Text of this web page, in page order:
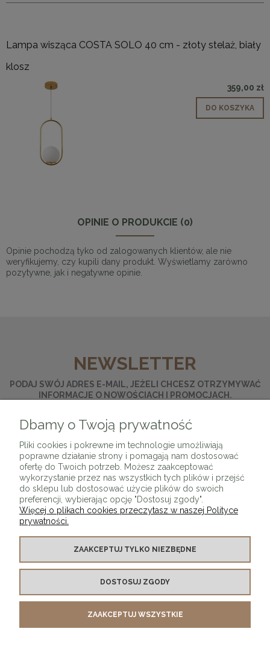
Lampa wisząca COSTA SOLO 40 cm - złoty stelaż, biały
klosz
359,00 zł
DO KOSZYKA
OPINIE O PRODUKCIE (0)
Opinie pochodzą tyko od zalogowanych klientów, ale nie
weryfikujemy, czy kupili dany produkt. Wyświetlamy zarówno
pozytywne, jak i negatywne opinie.
NEWSLETTER
PODAJ SWÓJ ADRES E-MAIL, JEŻELI CHCESZ OTRZYMYWAĆ
INFORMACJE O NOWOŚCIACH I PROMOCJACH.
KONTAKT Z NAMI
MOJE KONTO
Dbamy o Twoją prywatność
Pliki cookies i pokrewne im technologie umożliwiają
poprawne działanie strony i pomagają nam dostosować
ofertę do Twoich potrzeb. Możesz zaakceptować
wykorzystanie przez nas wszystkich tych plików i przejść
do sklepu lub dostosować użycie plików do swoich
preferencji, wybierając opcję "Dostosuj zgody".
Więcej o plikach cookies przeczytasz w naszej Polityce
prywatności.
ZAAKCEPTUJ TYLKO NIEZBĘDNE
DOSTOSUJ ZGODY
ZAAKCEPTUJ WSZYSTKIE